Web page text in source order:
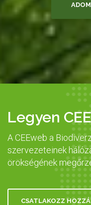
Legyen
A CEEweb a
szervezeteinek
örökségének
CSATLAKOZZ